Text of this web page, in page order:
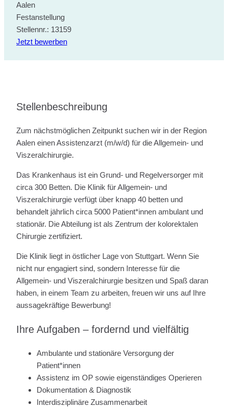
Aalen
Festanstellung
Stellennr.: 13159
Jetzt bewerben
Stellenbeschreibung
Zum nächstmöglichen Zeitpunkt suchen wir in der Region
Aalen einen Assistenzarzt (m/w/d) für die Allgemein- und
Viszeralchirurgie.
Das Krankenhaus ist ein Grund- und Regelversorger mit
circa 300 Betten. Die Klinik für Allgemein- und
Viszeralchirurgie verfügt über knapp 40 betten und
behandelt jährlich circa 5000 Patient*innen ambulant und
stationär. Die Abteilung ist als Zentrum der kolorektalen
Chirurgie zertifiziert.
Die Klinik liegt in östlicher Lage von Stuttgart. Wenn Sie
nicht nur engagiert sind, sondern Interesse für die
Allgemein- und Viszeralchirurgie besitzen und Spaß daran
haben, in einem Team zu arbeiten, freuen wir uns auf Ihre
aussagekräftige Bewerbung!
Ihre Aufgaben – fordernd und vielfältig
Ambulante und stationäre Versorgung der
Patient*innen
Assistenz im OP sowie eigenständiges Operieren
Dokumentation & Diagnostik
Interdisziplinäre Zusammenarbeit